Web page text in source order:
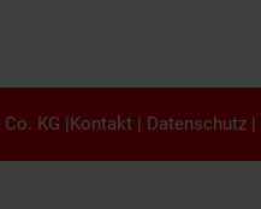
KG |Kontakt | Datenschutz|